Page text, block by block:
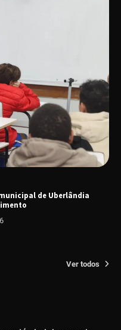
de Uberlândia
Ver todos
é o tema da roda de
e a produtora do
retorna à Uberlândia após
2025
oferece curso gratuito
Capilar